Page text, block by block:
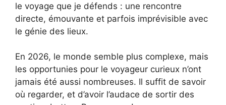
le voyage que je défends : une rencontre
directe, émouvante et parfois imprévisible avec
le génie des lieux.
En 2026, le monde semble plus complexe, mais
les opportunies pour le voyageur curieux n’ont
jamais été aussi nombreuses. Il suffit de savoir
où regarder, et d’avoir l’audace de sortir des